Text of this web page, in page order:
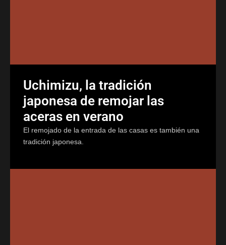
Uchimizu, la tradición
japonesa de remojar las
aceras en verano
El remojado de la entrada de las casas es también una
tradición japonesa.